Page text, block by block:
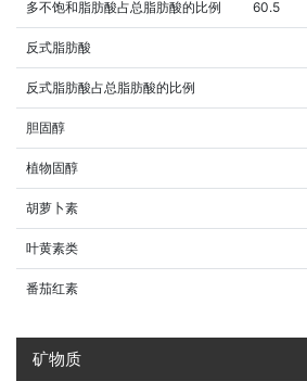
多不饱和脂肪酸占总脂肪酸的比例 60.5
反式脂肪酸
反式脂肪酸占总脂肪酸的比例
胆固醇
植物固醇
胡萝卜素
叶黄素类
番茄红素
矿物质